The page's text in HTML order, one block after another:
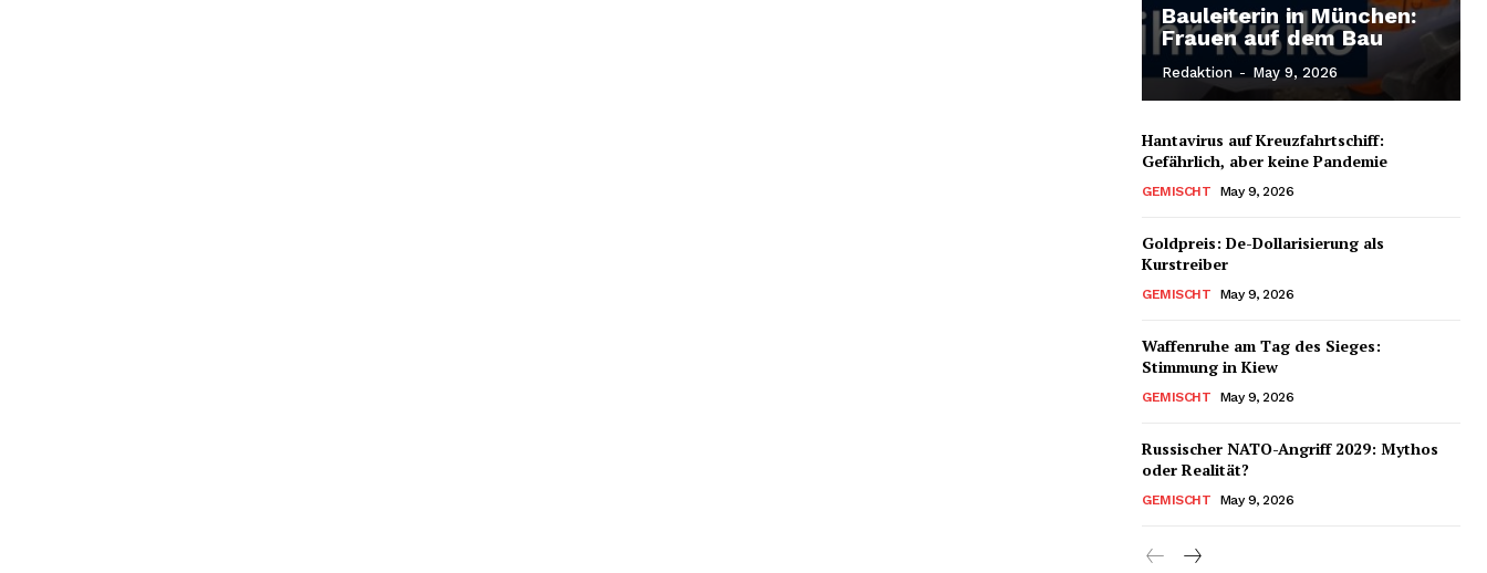
Bauleiterin in München:
Frauen auf dem Bau
Redaktion - May 9, 2026
Hantavirus auf Kreuzfahrtschiff:
Gefährlich, aber keine Pandemie
GEMISCHT May 9, 2026
Goldpreis: De-Dollarisierung als
Kurstreiber
GEMISCHT May 9, 2026
Waffenruhe am Tag des Sieges:
Stimmung in Kiew
GEMISCHT May 9, 2026
Russischer NATO-Angriff 2029: Mythos
oder Realität?
GEMISCHT May 9, 2026